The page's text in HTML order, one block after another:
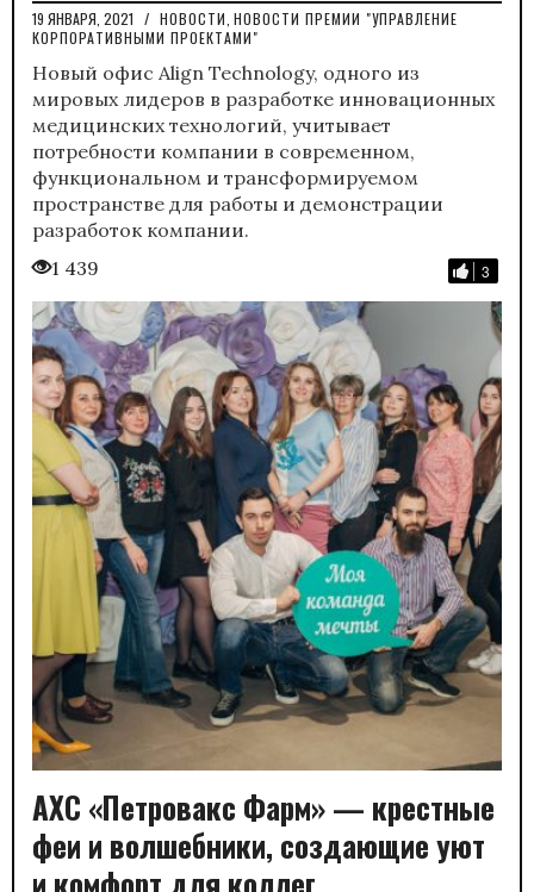
19 ЯНВАРЯ, 2021 / НОВОСТИ НОВОСТИ ПРЕМИИ "УПРАВЛЕНИЕ
КОРПОРАТИВНЫМИ ПРОЕКТАМИ"
Новый офис Align Technology, одного из
мировых лидеров в разработке инновационных
медицинских технологий, учитывает
потребности компании в современном,
функциональном и трансформируемом
пространстве для работы и демонстрации
разработок компании.
3
1 439
АХС «Петровакс Фарм» — крестные
феи и волшебники, создающие уют
и комфорт для коллег